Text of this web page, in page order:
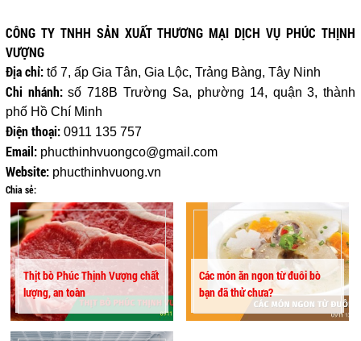
CÔNG TY TNHH SẢN XUẤT THƯƠNG MẠI DỊCH VỤ PHÚC THỊNH
VƯỢNG
Địa chỉ:tổ 7, ấp Gia Tân, Gia Lộc, Trảng Bàng, Tây Ninh
Chi nhánh:số 718B Trường Sa, phường 14, quận 3, thành
phố Hồ Chí Minh
Điện thoại:0911 135 757
Email:phucthinhvuongco@gmail.com
Website:phucthinhvuong.vn
Chia sẻ:
Thịt bò Phúc Thịnh Vượng chất
lượng, an toàn
Các món ăn ngon từ đuôi bò
bạn đã thử chưa?